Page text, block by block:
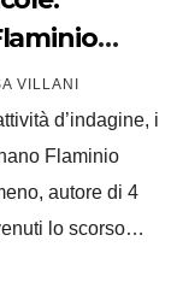
VILLANI
d’indagine, i
Flaminio
autore di 4
lo scorso…